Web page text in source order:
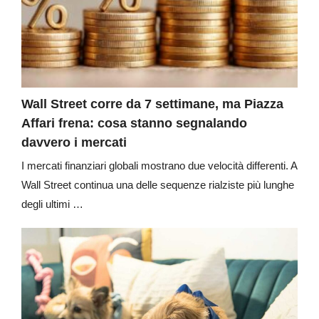
Wall Street corre da 7 settimane, ma Piazza
Affari frena: cosa stanno segnalando
davvero i mercati
I mercati finanziari globali mostrano due velocità differenti. A
Wall Street continua una delle sequenze rialziste più lunghe
degli ultimi …